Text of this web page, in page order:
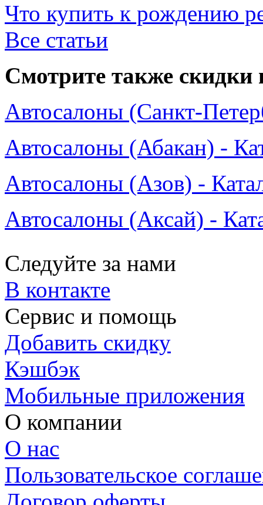
Что купить к рождению
Все статьи
Смотрите также скидки
Автосалоны (Санкт-
Автосалоны (Абакан) -
Автосалоны (Азов) -
Автосалоны (Аксай) -
Следуйте за нами
В контакте
Сервис и помощь
Добавить скидку
Кэшбэк
Мобильные приложения
О компании
О нас
Пользовательское